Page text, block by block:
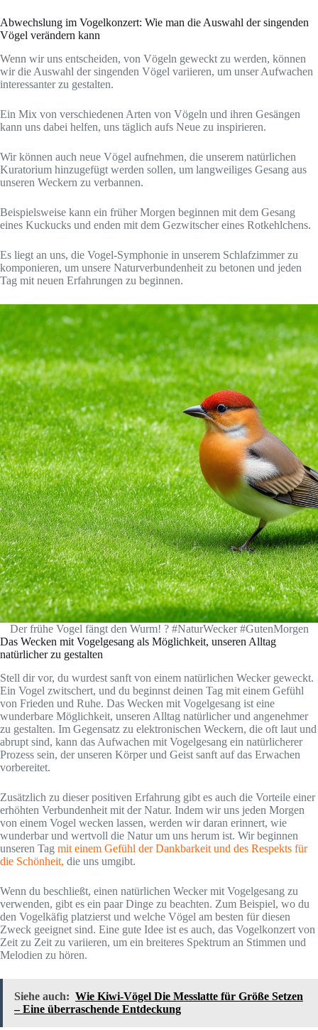
Abwechslung im Vogelkonzert: Wie man die Auswahl der singenden
Vögel verändern kann
Wenn wir uns entscheiden, von Vögeln geweckt zu werden, können
wir die Auswahl der singenden Vögel variieren, um unser Aufwachen
interessanter zu gestalten.
Ein Mix von verschiedenen Arten von Vögeln und ihren Gesängen
kann uns dabei helfen, uns täglich aufs Neue zu inspirieren.
Wir können auch neue Vögel aufnehmen, die unserem natürlichen
Kuratorium hinzugefügt werden sollen, um langweiliges Gesang aus
unseren Weckern zu verbannen.
Beispielsweise kann ein früher Morgen beginnen mit dem Gesang
eines Kuckucks und enden mit dem Gezwitscher eines Rotkehlchens.
Es liegt an uns, die Vogel-Symphonie in unserem Schlafzimmer zu
komponieren, um unsere Naturverbundenheit zu betonen und jeden
Tag mit neuen Erfahrungen zu beginnen.
Der frühe Vogel fängt den Wurm! ? #NaturWecker #GutenMorgen
Das Wecken mit Vogelgesang als Möglichkeit, unseren Alltag
natürlicher zu gestalten
Stell dir vor, du wurdest sanft von einem natürlichen Wecker geweckt.
Ein Vogel zwitschert, und du beginnst deinen Tag mit einem Gefühl
von Frieden und Ruhe. Das Wecken mit Vogelgesang ist eine
wunderbare Möglichkeit, unseren Alltag natürlicher und angenehmer
zu gestalten. Im Gegensatz zu elektronischen Weckern, die oft laut und
abrupt sind, kann das Aufwachen mit Vogelgesang ein natürlicherer
Prozess sein, der unseren Körper und Geist sanft auf das Erwachen
vorbereitet.
Zusätzlich zu dieser positiven Erfahrung gibt es auch die Vorteile einer
erhöhten Verbundenheit mit der Natur. Indem wir uns jeden Morgen
von einem Vogel wecken lassen, werden wir daran erinnert, wie
wunderbar und wertvoll die Natur um uns herum ist. Wir beginnen
unseren Tag mit einem Gefühl der Dankbarkeit und des Respekts für
die Schönheit, die uns umgibt.
Wenn du beschließt, einen natürlichen Wecker mit Vogelgesang zu
verwenden, gibt es ein paar Dinge zu beachten. Zum Beispiel, wo du
den Vogelkäfig platzierst und welche Vögel am besten für diesen
Zweck geeignet sind. Eine gute Idee ist es auch, das Vogelkonzert von
Zeit zu Zeit zu variieren, um ein breiteres Spektrum an Stimmen und
Melodien zu hören.
Siehe auch: Wie Kiwi-Vögel Die Messlatte für Größe Setzen
– Eine überraschende Entdeckung